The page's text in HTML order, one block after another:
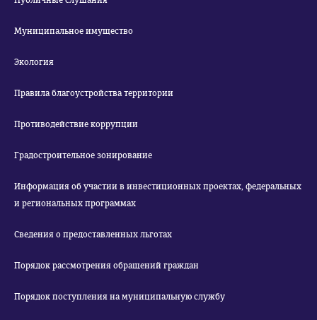
Муниципальное имущество
Экология
Правила благоустройства территории
Противодействие коррупции
Градостроительное зонирование
Информация об участии в инвестиционных проектах, федеральных
и региональных программах
Сведения о предоставленных льготах
Порядок рассмотрения обращений граждан
Порядок поступления на муниципальную службу